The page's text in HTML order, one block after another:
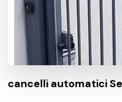
cancelli automatici